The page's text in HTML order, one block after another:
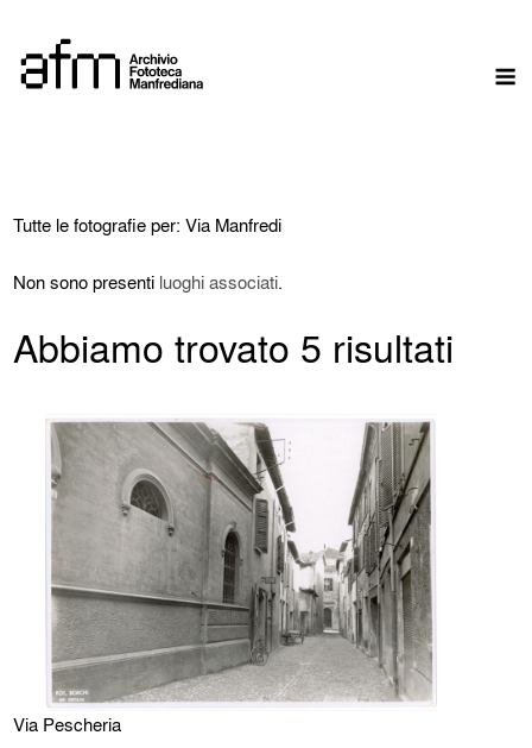
content
Tutte le fotografie per: Via Manfredi
Non sono presenti luoghi associati.
Abbiamo trovato 5 risultati
Via Pescheria